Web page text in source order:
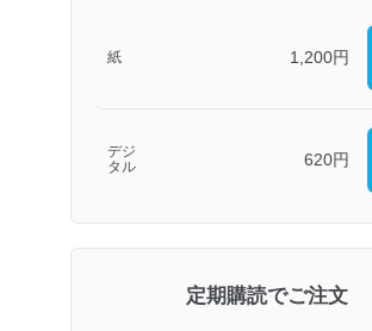
紙 1,200円
デジ
タル
620円
定期購読でご注文